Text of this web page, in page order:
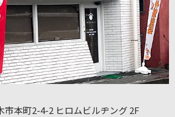
市本町2-4-2 ヒロムビルヂング 2F